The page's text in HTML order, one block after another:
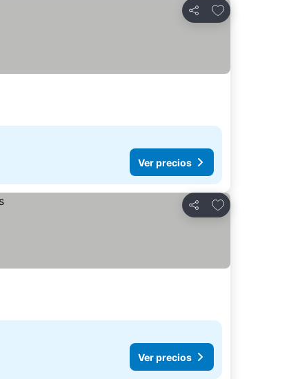
Compartir
Añadir a favoritos
Ver precios
Compartir
Añadir a favoritos
Ver precios